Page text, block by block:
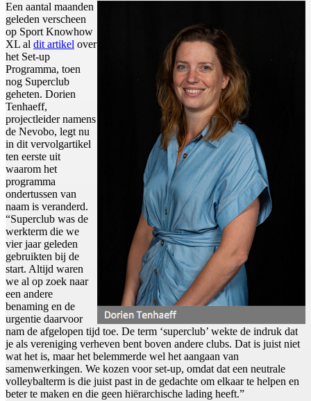
Een aantal maanden
geleden verscheen
op Sport Knowhow
XL al dit artikel over
het Set-up
Programma, toen
nog Superclub
geheten. Dorien
Tenhaeff,
projectleider namens
de Nevobo, legt nu
in dit vervolgartikel
ten eerste uit
waarom het
programma
ondertussen van
naam is veranderd.
“Superclub was de
werkterm die we
vier jaar geleden
gebruikten bij de
start. Altijd waren
we al op zoek naar
een andere
benaming en de
urgentie daarvoor
nam de afgelopen tijd toe. De term ‘superclub’ wekte de indruk dat
je als vereniging verheven bent boven andere clubs. Dat is juist niet
wat het is, maar het belemmerde wel het aangaan van
samenwerkingen. We kozen voor set-up, omdat dat een neutrale
volleybalterm is die juist past in de gedachte om elkaar te helpen en
beter te maken en die geen hiërarchische lading heeft.”